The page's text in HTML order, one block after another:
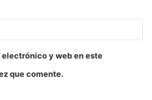
y web en este
que comente.